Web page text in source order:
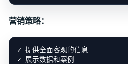
营销策略：
✓ 提供全面客观的信息
✓ 展示数据和案例